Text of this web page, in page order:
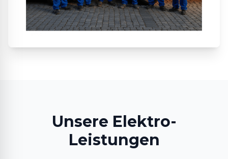
Unsere Elektro-
Leistungen